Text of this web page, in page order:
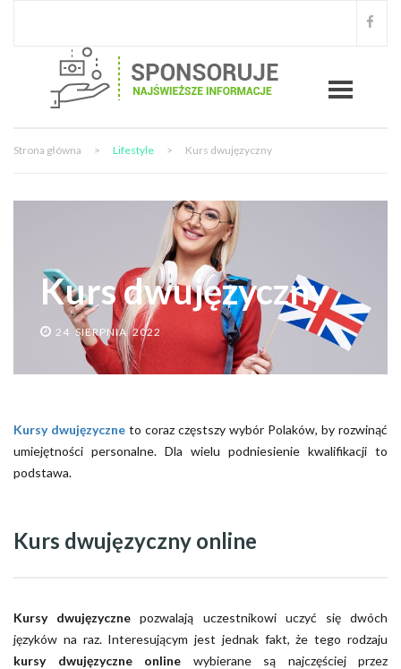
Strona główna > Lifestyle > Kurs dwujęzyczny
Kurs dwujęzyczny
24 SIERPNIA 2022
Kursy dwujęzyczne to coraz częstszy wybór Polaków, by rozwinąć
umiejętności personalne. Dla wielu podniesienie kwalifikacji to
podstawa.
Kurs dwujęzyczny online
Kursy dwujęzyczne pozwalają uczestnikowi uczyć się dwóch
języków na raz. Interesującym jest jednak fakt, że tego rodzaju
kursy dwujęzyczne online wybierane są najczęściej przez